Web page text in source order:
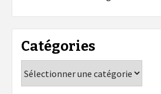
Catégories